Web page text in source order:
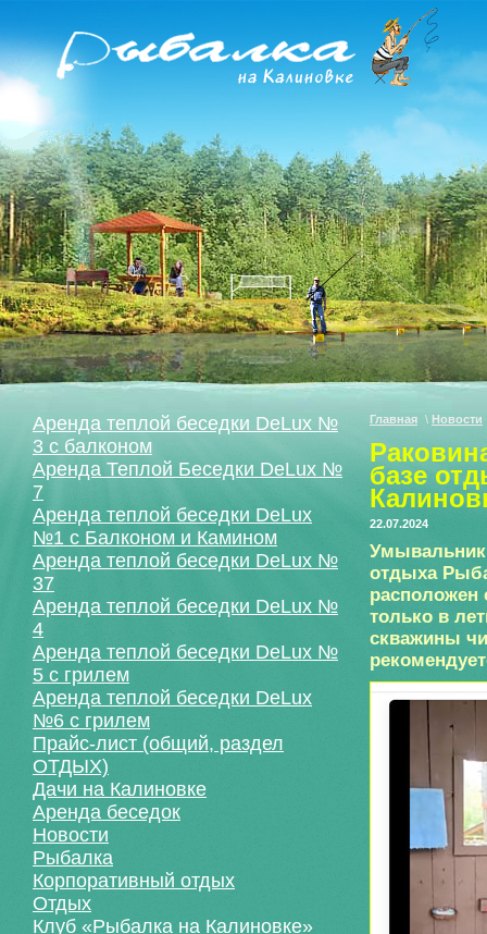
Аренда теплой беседки DeLux №
3 с балконом
Аренда Теплой Беседки DeLux №
7
Аренда теплой беседки DeLux
№1 с Балконом и Камином
Аренда теплой беседки DeLux №
37
Аренда теплой беседки DeLux №
4
Аренда теплой беседки DeLux №
5 с грилем
Аренда теплой беседки DeLux
№6 с грилем
Прайс-лист (общий, раздел
ОТДЫХ)
Дачи на Калиновке
Аренда беседок
Новости
Рыбалка
Корпоративный отдых
Отдых
Клуб «Рыбалка на Калиновке»
Главная \ Новости
базе
22.07.2024
отдыха
расположен
только в
скважины